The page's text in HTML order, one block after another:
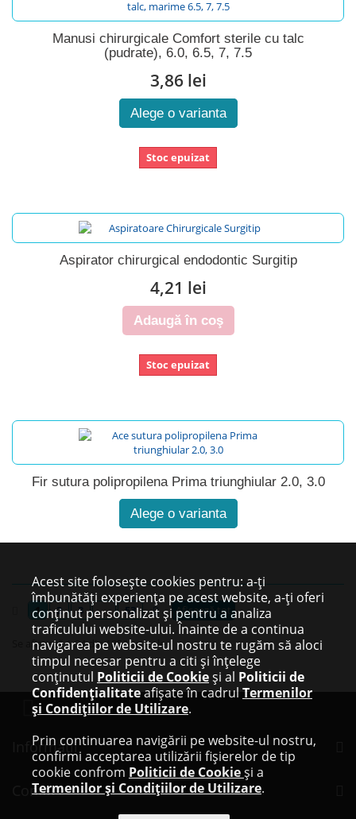
Manusi chirurgicale Comfort sterile cu talc
(pudrate), 6.0, 6.5, 7, 7.5
3,86 lei
Alege o varianta
Stoc epuizat
Aspirator chirurgical endodontic Surgitip
4,21 lei
Adaugă în coş
Stoc epuizat
Fir sutura polipropilena Prima triunghiular 2.0, 3.0
Alege o varianta
Afișează tot
1 2 3 ... 53
Se afişează 1-24 din 1252 articole
Informaţii
Contact
Acest site folosește cookies pentru: a-ți
îmbunătăți experiența pe acest website, a-ți oferi
conținut personalizat și pentru a analiza
traficulului website-ului. Înainte de a continua
navigarea pe website-ul nostru te rugăm să aloci
timpul necesar pentru a citi și înțelege
conținutul Politicii de Cookieși al Politicii de
Confidențialitateafișate în cadrul Termenilor
și Condițiilor de Utilizare.
Prin continuarea navigării pe website-ul nostru,
confirmi acceptarea utilizării fișierelor de tip
cookie confrom Politicii de Cookieși a
Termenilor și Condițiilor de Utilizare.